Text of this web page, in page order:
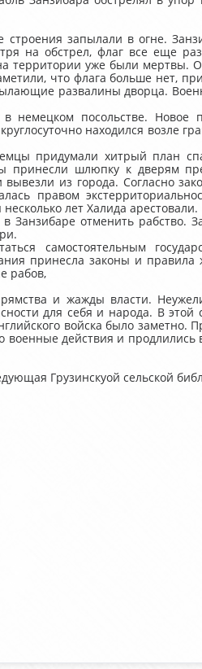
запылали в огне.
на обстрел, флаг все еще
территории уже были мертвы.
что флага больше нет,
развалины дворца.
немецком посольстве. Новое
находился возле
придумали хитрый план
принесли шлюпку к дверям
из города. Согласно
правом
лет Халида арестовали.
Занзибаре отменить рабство.
самостоятельным
принесла законы и
рабов,
и жажды власти.
для себя и народа. В этой
войска было заметно.
действия и продлились
Грузинскуой сельской